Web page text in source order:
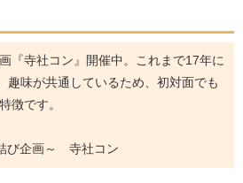
『寺社コン』開催中。これまで17年に
趣味が共通しているため、初対面でも
徴です。
び企画～ 寺社コン